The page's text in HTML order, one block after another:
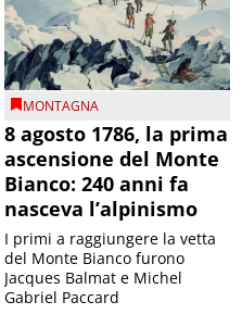
MONTAGNA
8 agosto 1786, la prima
ascensione del Monte
Bianco: 240 anni fa
nasceva l’alpinismo
I primi a raggiungere la vetta
del Monte Bianco furono
Jacques Balmat e Michel
Gabriel Paccard